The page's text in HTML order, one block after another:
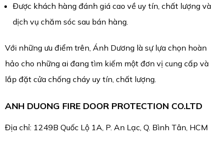
Được khách hàng đánh giá cao về uy tín, chất lượng và
dịch vụ chăm sóc sau bán hàng.
Với những ưu điểm trên, Ánh Dương là sự lựa chọn hoàn
hảo cho những ai đang tìm kiếm một đơn vị cung cấp và
lắp đặt cửa chống cháy uy tín, chất lượng.
ANH DUONG FIRE DOOR PROTECTION CO.LTD
Địa chỉ: 1249B Quốc Lộ 1A, P. An Lạc, Q. Bình Tân, HCM